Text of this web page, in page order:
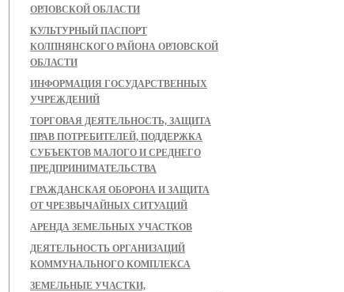
ОРЛОВСКОЙ ОБЛАСТИ
КУЛЬТУРНЫЙ ПАСПОРТ
КОЛПНЯНСКОГО РАЙОНА ОРЛОВСКОЙ
ОБЛАСТИ
ИНФОРМАЦИЯ ГОСУДАРСТВЕННЫХ
УЧРЕЖДЕНИЙ
ТОРГОВАЯ ДЕЯТЕЛЬНОСТЬ, ЗАЩИТА
ПРАВ ПОТРЕБИТЕЛЕЙ, ПОДДЕРЖКА
СУБЪЕКТОВ МАЛОГО И СРЕДНЕГО
ПРЕДПРИНИМАТЕЛЬСТВА
ГРАЖДАНСКАЯ ОБОРОНА И ЗАЩИТА
ОТ ЧРЕЗВЫЧАЙНЫХ СИТУАЦИЙ
АРЕНДА ЗЕМЕЛЬНЫХ УЧАСТКОВ
ДЕЯТЕЛЬНОСТЬ ОРГАНИЗАЦИЙ
КОММУНАЛЬНОГО КОМПЛЕКСА
ЗЕМЕЛЬНЫЕ УЧАСТКИ,